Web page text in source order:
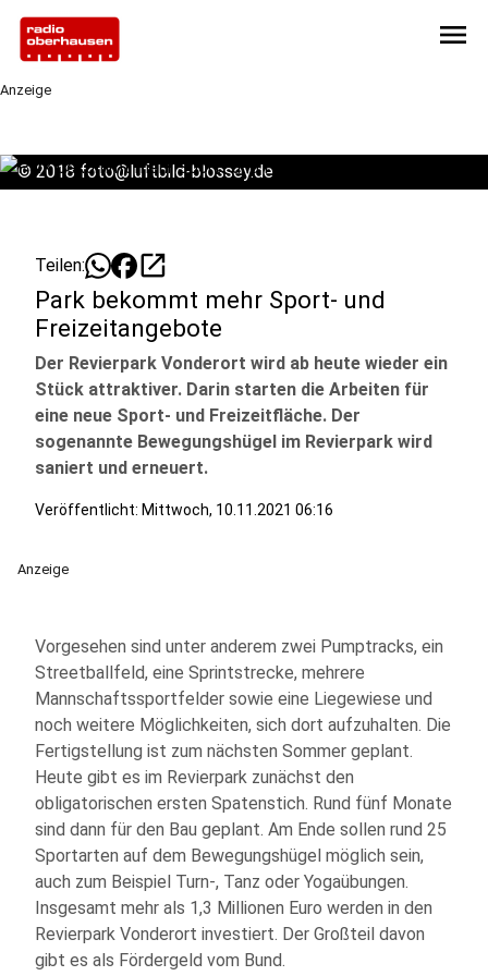
menu
Anzeige
© 2018 foto@luftbild-blossey.de
Teilen: open_in_new
Park bekommt mehr Sport- und
Freizeitangebote
Der Revierpark Vonderort wird ab heute wieder ein
Stück attraktiver. Darin starten die Arbeiten für
eine neue Sport- und Freizeitfläche. Der
sogenannte Bewegungshügel im Revierpark wird
saniert und erneuert.
Veröffentlicht: Mittwoch, 10.11.2021 06:16
Anzeige
Vorgesehen sind unter anderem zwei Pumptracks, ein
Streetballfeld, eine Sprintstrecke, mehrere
Mannschaftssportfelder sowie eine Liegewiese und
noch weitere Möglichkeiten, sich dort aufzuhalten. Die
Fertigstellung ist zum nächsten Sommer geplant.
Heute gibt es im Revierpark zunächst den
obligatorischen ersten Spatenstich. Rund fünf Monate
sind dann für den Bau geplant. Am Ende sollen rund 25
Sportarten auf dem Bewegungshügel möglich sein,
auch zum Beispiel Turn-, Tanz oder Yogaübungen.
Insgesamt mehr als 1,3 Millionen Euro werden in den
Revierpark Vonderort investiert. Der Großteil davon
gibt es als Fördergeld vom Bund.